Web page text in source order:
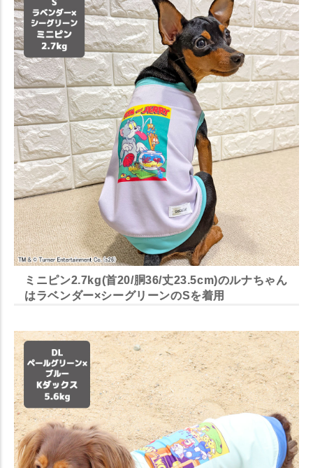
ミニピン2.7kg(首20/胴36/丈23.5cm)のルナちゃん
はラベンダー×シーグリーンのSを着用